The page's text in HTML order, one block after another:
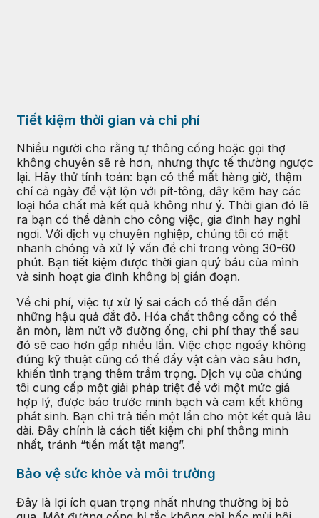
Tiết kiệm thời gian và chi phí
Nhiều người cho rằng tự thông cống hoặc gọi thợ
không chuyên sẽ rẻ hơn, nhưng thực tế thường ngược
lại. Hãy thử tính toán: bạn có thể mất hàng giờ, thậm
chí cả ngày để vật lộn với pít-tông, dây kẽm hay các
loại hóa chất mà kết quả không như ý. Thời gian đó lẽ
ra bạn có thể dành cho công việc, gia đình hay nghỉ
ngơi. Với dịch vụ chuyên nghiệp, chúng tôi có mặt
nhanh chóng và xử lý vấn đề chỉ trong vòng 30-60
phút. Bạn tiết kiệm được thời gian quý báu của mình
và sinh hoạt gia đình không bị gián đoạn.
Về chi phí, việc tự xử lý sai cách có thể dẫn đến
những hậu quả đắt đỏ. Hóa chất thông cống có thể
ăn mòn, làm nứt vỡ đường ống, chi phí thay thế sau
đó sẽ cao hơn gấp nhiều lần. Việc chọc ngoáy không
đúng kỹ thuật cũng có thể đẩy vật cản vào sâu hơn,
khiến tình trạng thêm trầm trọng. Dịch vụ của chúng
tôi cung cấp một giải pháp triệt để với một mức giá
hợp lý, được báo trước minh bạch và cam kết không
phát sinh. Bạn chỉ trả tiền một lần cho một kết quả lâu
dài. Đây chính là cách tiết kiệm chi phí thông minh
nhất, tránh “tiền mất tật mang”.
Bảo vệ sức khỏe và môi trường
Đây là lợi ích quan trọng nhất nhưng thường bị bỏ